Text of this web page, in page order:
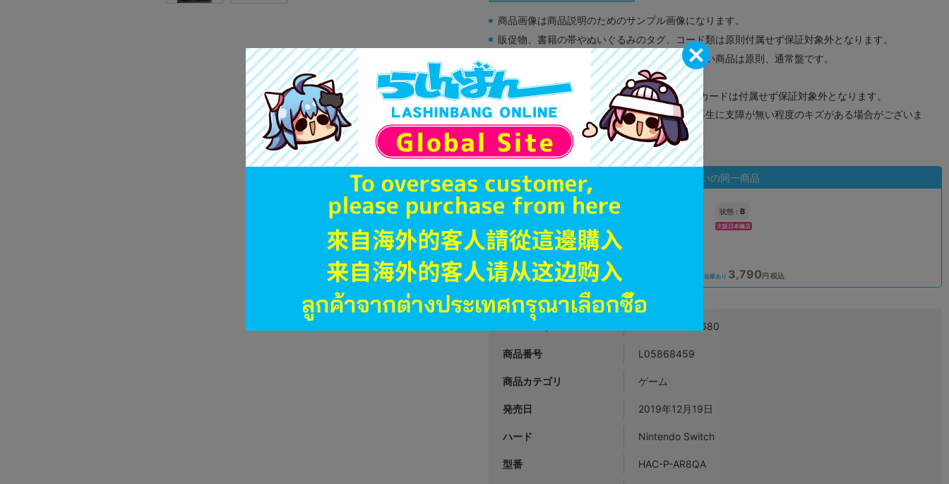
商品画像は商品説明のためのサンプル画像になります。
販促物、書籍の帯やぬいぐるみのタグ、コード類は原則付属せず保証対象外となります。
商品名や備考欄に特別な記載が無い限り取り扱い商品は原則、通常盤です。
「電池」は原則として保証対象外となります。
ゲーム機本体には、SDカードなどのメモリーカードは付属せず保証対象外となります。
ディスク類の読み取り面のキズに関しまして再生に支障が無い程度のキズがある場合がございま
す。
※詳細につきましてはコチラ
状態違いの同一商品
状態 :A
品切状態 4,490円 税込
状態 : B
大阪日本橋店
在庫あり 3,790 円 税込
JANコード 4582494260680
商品番号 L05868459
商品カテゴリ ゲーム
発売日 2019年12月19日
ハード Nintendo Switch
型番 HAC-P-AR8QA